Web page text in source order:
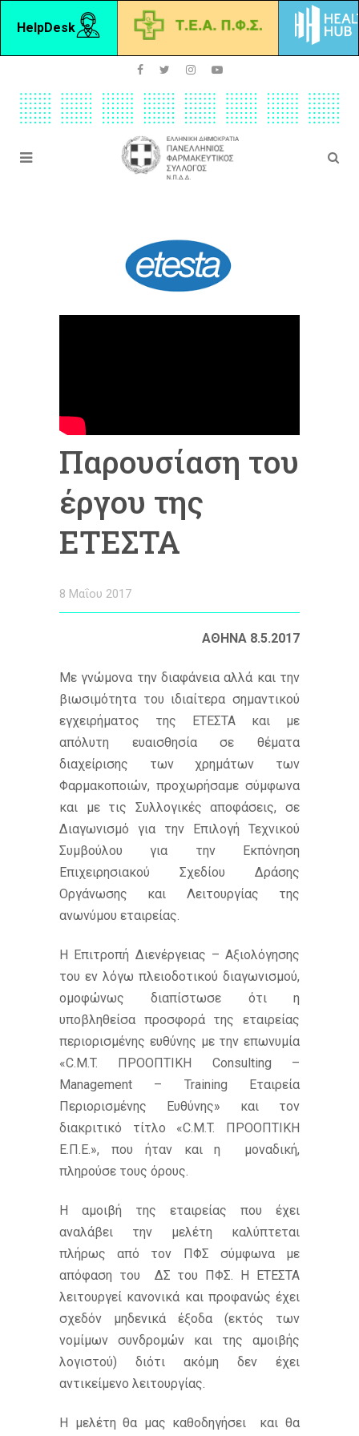
HelpDesk
Παρουσίαση του
έργου της
ΕΤΕΣΤΑ
8 Μαΐου 2017
ΑΘΗΝΑ 8.5.2017
Mε γνώμονα την διαφάνεια αλλά και την
βιωσιμότητα του ιδιαίτερα σημαντικού
εγχειρήματος της ΕΤΕΣΤΑ και με
απόλυτη ευαισθησία σε θέματα
διαχείρισης των χρημάτων των
Φαρμακοποιών, προχωρήσαμε σύμφωνα
και με τις Συλλογικές αποφάσεις, σε
Διαγωνισμό για την Επιλογή Τεχνικού
Συμβούλου για την Εκπόνηση
Επιχειρησιακού Σχεδίου Δράσης
Οργάνωσης και Λειτουργίας της
ανωνύμου εταιρείας.
Η Επιτροπή Διενέργειας – Αξιολόγησης
του εν λόγω πλειοδοτικού διαγωνισμού,
ομοφώνως διαπίστωσε ότι η
υποβληθείσα προσφορά της εταιρείας
περιορισμένης ευθύνης με την επωνυμία
«C.M.T. ΠΡΟΟΠΤΙΚΗ Consulting –
Management – Training Εταιρεία
Περιορισμένης Ευθύνης» και τον
διακριτικό τίτλο «C.M.T. ΠΡΟΟΠΤΙΚΗ
Ε.Π.Ε.», που ήταν και η μοναδική,
πληρούσε τους όρους.
Η αμοιβή της εταιρείας που έχει
αναλάβει την μελέτη καλύπτεται
πλήρως από τον ΠΦΣ σύμφωνα με
απόφαση του ΔΣ του ΠΦΣ. Η ΕΤΕΣΤΑ
λειτουργεί κανονικά και προφανώς έχει
σχεδόν μηδενικά έξοδα (εκτός των
νομίμων συνδρομών και της αμοιβής
λογιστού) διότι ακόμη δεν έχει
αντικείμενο λειτουργίας.
Η μελέτη θα μας καθοδηγήσει και θα